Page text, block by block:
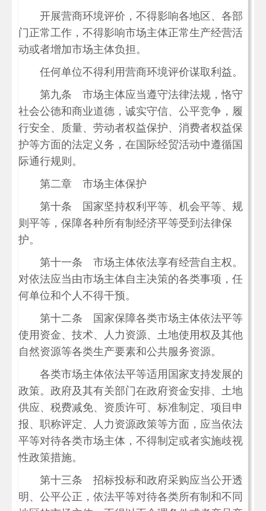
开展营商环境评价，不得影响各地区、各部
门正常工作，不得影响市场主体正常生产经营活
动或者增加市场主体负担。
任何单位不得利用营商环境评价谋取利益。
第九条 市场主体应当遵守法律法规，恪守
社会公德和商业道德，诚实守信、公平竞争，履
行安全、质量、劳动者权益保护、消费者权益保
护等方面的法定义务，在国际经贸活动中遵循国
际通行规则。
第二章 市场主体保护
第十条 国家坚持权利平等、机会平等、规
则平等，保障各种所有制经济平等受到法律保
护。
第十一条 市场主体依法享有经营自主权。
对依法应当由市场主体自主决策的各类事项，任
何单位和个人不得干预。
第十二条 国家保障各类市场主体依法平等
使用资金、技术、人力资源、土地使用权及其他
自然资源等各类生产要素和公共服务资源。
各类市场主体依法平等适用国家支持发展的
政策。政府及其有关部门在政府资金安排、土地
供应、税费减免、资质许可、标准制定、项目申
报、职称评定、人力资源政策等方面，应当依法
平等对待各类市场主体，不得制定或者实施歧视
性政策措施。
第十三条 招标投标和政府采购应当公开透
明、公平公正，依法平等对待各类所有制和不同